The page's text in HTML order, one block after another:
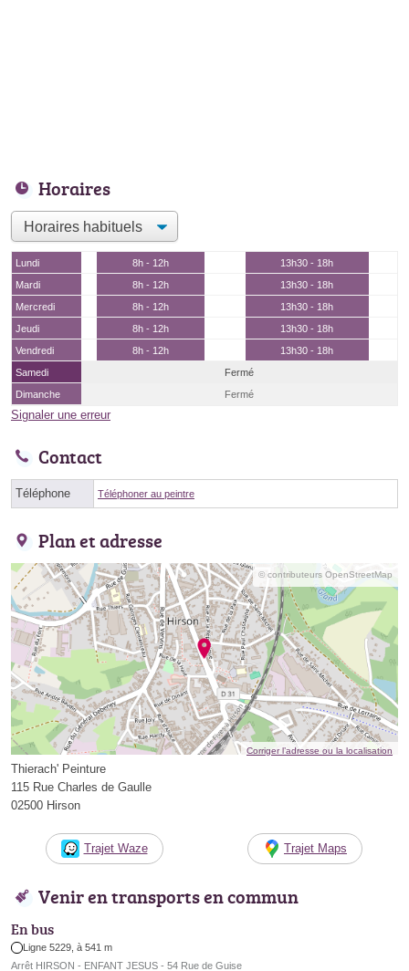
Horaires
Lundi 8h - 12h
13h30 - 18h
Mardi
8h - 12h
13h30 - 18h
Mercredi
8h - 12h
13h30 - 18h
Jeudi
8h - 12h
13h30 - 18h
Vendredi
8h - 12h
13h30 - 18h
Samedi
Fermé
Dimanche
Fermé
Signaler une erreur
Contact
Téléphone Téléphoner au peintre
Plan et adresse
© contributeurs OpenStreetMap
Corriger l’adresse ou la localisation
Thierach' Peinture
115 Rue Charles de Gaulle
02500 Hirson
Trajet Waze Trajet Maps
Venir en transports en commun
En bus
Ligne 5229, à 541 m
Arrêt HIRSON - ENFANT JESUS - 54 Rue de Guise